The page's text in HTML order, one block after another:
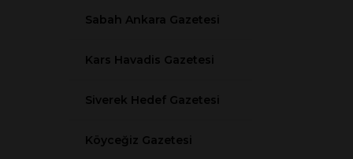
Sabah Ankara Gazetesi
Kars Havadis Gazetesi
Siverek Hedef Gazetesi
Köyceğiz Gazetesi